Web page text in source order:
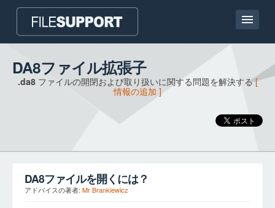
ホームページ
連絡
DA8ファイル拡張子
.da8ファイルの開閉および取り扱いに関する問題を解決する[
情報の追加 ]
DA8ファイルを開くには？
アドバイスの著者: Mr Brankiewicz